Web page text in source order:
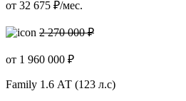
от 32 675 ₽/мес.
2 270 000 ₽
от 1 960 000 ₽
Family 1.6 АТ (123 л.с)